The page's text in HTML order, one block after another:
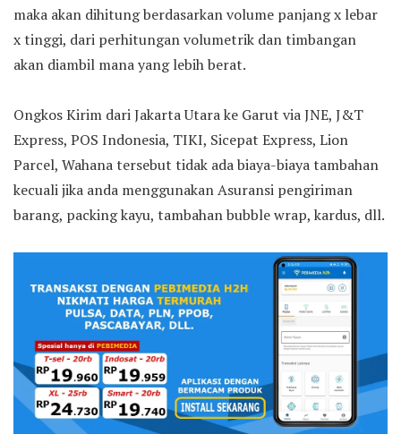
maka akan dihitung berdasarkan volume panjang x lebar
x tinggi, dari perhitungan volumetrik dan timbangan
akan diambil mana yang lebih berat.
Ongkos Kirim dari Jakarta Utara ke Garut via JNE, J&T
Express, POS Indonesia, TIKI, Sicepat Express, Lion
Parcel, Wahana tersebut tidak ada biaya-biaya tambahan
kecuali jika anda menggunakan Asuransi pengiriman
barang, packing kayu, tambahan bubble wrap, kardus, dll.